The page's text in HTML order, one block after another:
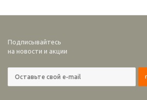
Подписывайтесь
на новости и акции